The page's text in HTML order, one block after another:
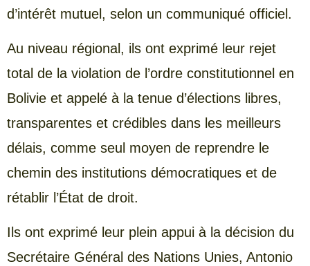
d’intérêt mutuel, selon un communiqué officiel.
Au niveau régional, ils ont exprimé leur rejet
total de la violation de l’ordre constitutionnel en
Bolivie et appelé à la tenue d’élections libres,
transparentes et crédibles dans les meilleurs
délais, comme seul moyen de reprendre le
chemin des institutions démocratiques et de
rétablir l’État de droit.
Ils ont exprimé leur plein appui à la décision du
Secrétaire Général des Nations Unies, Antonio